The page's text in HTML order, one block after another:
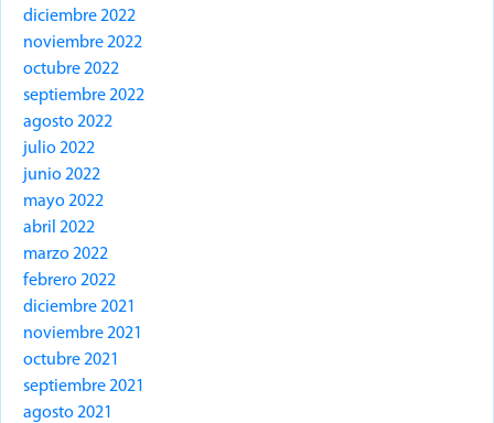
diciembre 2022
noviembre 2022
octubre 2022
septiembre 2022
agosto 2022
julio 2022
junio 2022
mayo 2022
abril 2022
marzo 2022
febrero 2022
diciembre 2021
noviembre 2021
octubre 2021
septiembre 2021
agosto 2021